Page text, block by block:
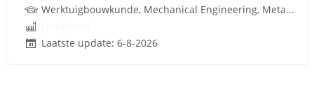
Werktuigbouwkunde, Mechanical Engineering, Metaal, Techniek
Laatste update: 6-8-2026